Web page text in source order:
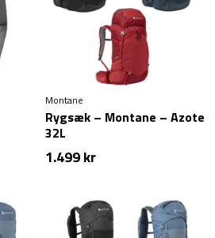
Montane
Rygsæk – Montane – Azote
32L
1.499kr